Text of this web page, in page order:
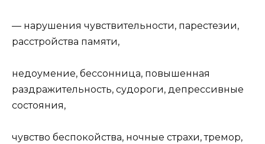
— нарушения чувствительности, парестезии,
расстройства памяти,
недоумение, бессонница, повышенная
раздражительность, судороги, депрессивные
состояния,
чувство беспокойства, ночные страхи, тремор,